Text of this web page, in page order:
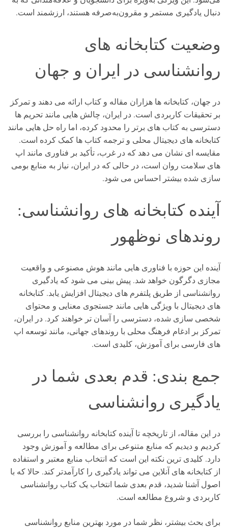
دنبال یادگیری مستمر و مقرون‌به‌صرفه هستند، ارزشمند است.
وضعیت کتابخانه های
روانشناسی در ایران و جهان
در جهان، کتابخانه ها هزاران مقاله و کتاب ارائه می دهند و تمرکز
بر تحقیقات کاربردی است. در ایران، چالش هایی مانند تحریم ها
دسترسی به کتاب های برتر را محدود کرده، اما راه حل هایی مانند
کتابخانه های دیجیتال محلی و ترجمه کتاب ها کمک کرده است.
مقایسه ای نشان می دهد که در غرب، تأکید بر فناوری مانند اپ
های سلامت روان است، در حالی که در ایران، نیاز به منابع بومی
سازی شده بیشتر احساس می شود.
آینده کتابخانه های روانشناسی:
روندهای نوظهور
آینده این حوزه با فناوری هایی مانند هوش مصنوعی و واقعیت
مجازی دگرگون خواهد شد. پیش بینی می شود که یادگیری
روانشناسی از طریق پلتفرم های دیجیتال افزایش یابد. کتابخانه
های دیجیتال با ویژگی هایی مانند جستجوی معنایی و محتوای
شخصی سازی شده، دسترسی را آسان تر خواهند کرد. در ایران،
تمرکز بر ادغام فرهنگ محلی با روندهای جهانی، مانند توسعه اپ
های فارسی برای آموزش، کلیدی است.
جمع بندی: قدم بعدی شما در
یادگیری روانشناسی
در این مقاله، از تاریخچه تا آینده کتابخانه روانشناسی را بررسی
کردیم و دیدیم که منابع متنوعی برای مطالعه و آموزش وجود
دارد. کلیدی ترین نکته این است که انتخاب منابع معتبر و استفاده
از کتابخانه های آنلاین می تواند یادگیری را کارآمدتر کند. حالا که با
اصول آشنا شدید، قدم بعدی شما انتخاب یک کتاب روانشناسی
کاربردی و شروع مطالعه است.
برای بحث بیشتر، نظر شما در مورد بهترین منابع روانشناسی